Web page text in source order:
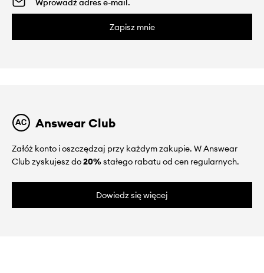
Zapisz mnie
Answear Club
Załóż konto i oszczędzaj przy każdym zakupie. W Answear
Club zyskujesz do20%stałego rabatu od cen regularnych.
Dowiedz się więcej